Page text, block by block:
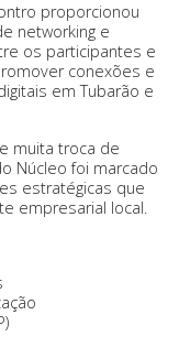
proporcionou
networking e
os participantes e
conexões e
em Tubarão e
muita troca de
Núcleo foi marcado
estratégicas que
empresarial local.